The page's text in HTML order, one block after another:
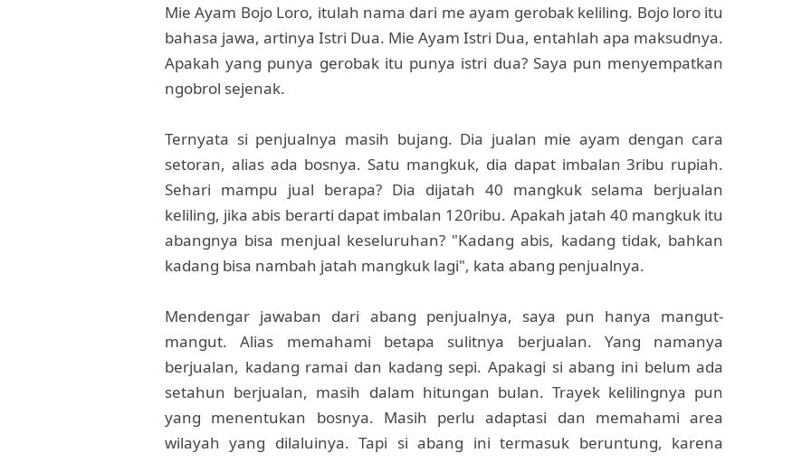
Mie Ayam Bojo Loro, itulah nama dari me ayam gerobak keliling. Bojo loro itu
bahasa jawa, artinya Istri Dua. Mie Ayam Istri Dua, entahlah apa maksudnya.
Apakah yang punya gerobak itu punya istri dua? Saya pun menyempatkan
ngobrol sejenak.
Ternyata si penjualnya masih bujang. Dia jualan mie ayam dengan cara
setoran, alias ada bosnya. Satu mangkuk, dia dapat imbalan 3ribu rupiah.
Sehari mampu jual berapa? Dia dijatah 40 mangkuk selama berjualan
keliling, jika abis berarti dapat imbalan 120ribu. Apakah jatah 40 mangkuk itu
abangnya bisa menjual keseluruhan? "Kadang abis, kadang tidak, bahkan
kadang bisa nambah jatah mangkuk lagi", kata abang penjualnya.
Mendengar jawaban dari abang penjualnya, saya pun hanya mangut-
mangut. Alias memahami betapa sulitnya berjualan. Yang namanya
berjualan, kadang ramai dan kadang sepi. Apakagi si abang ini belum ada
setahun berjualan, masih dalam hitungan bulan. Trayek kelilingnya pun
yang menentukan bosnya. Masih perlu adaptasi dan memahami area
wilayah yang dilaluinya. Tapi si abang ini termasuk beruntung, karena